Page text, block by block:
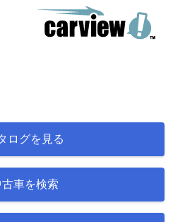
ログを見る
古車を検索